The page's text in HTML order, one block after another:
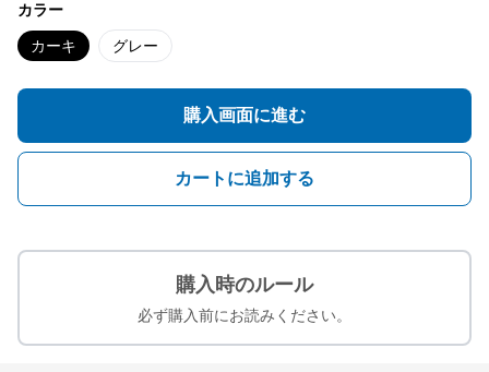
カラー
カーキ グレー
購入画面に進む
カートに追加する
購入時のルール
必ず購入前にお読みください。